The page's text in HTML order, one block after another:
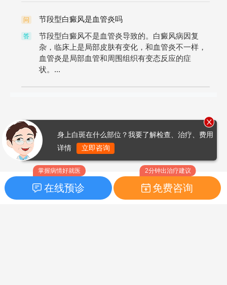
问 节段型白癜风是血管炎吗
答
节段型白癜风不是血管炎导致的。白癜风病因复
杂，临床上是局部皮肤有变化，和血管炎不一样，
血管炎是局部血管和周围组织有变态反应的症
状。...
掌握病情好就医
在线预诊
2分钟出治疗建议
免费咨询
身上白斑在什么部位？我要了解检查、治疗、费用
详情
立即咨询